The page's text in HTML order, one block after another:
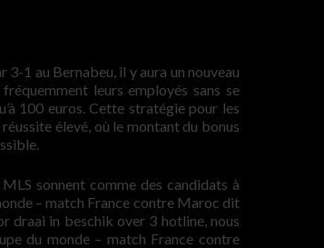
3-1 au Bernabeu, il y aura un nouveau
leurs employés sans se
100 euros. Cette stratégie pour les
élevé, où le montant du bonus
sonnent comme des candidats à
– match France contre Maroc dit
draai in beschik over 3 hotline, nous
du monde – match France contre